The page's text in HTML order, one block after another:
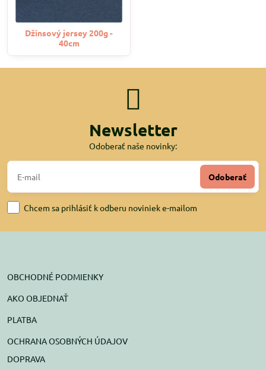
Džínsový jersey 200g -
40cm
Newsletter
Odoberať naše novinky:
Odoberať
Chcem sa prihlásiť k odberu noviniek e-mailom
OBCHODNÉ PODMIENKY
AKO OBJEDNAŤ
PLATBA
OCHRANA OSOBNÝCH ÚDAJOV
DOPRAVA